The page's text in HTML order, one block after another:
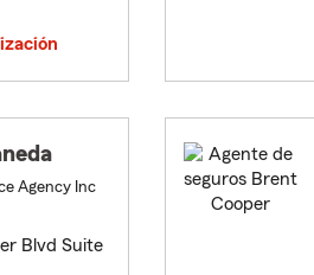
Agency Inc
Blvd Suite